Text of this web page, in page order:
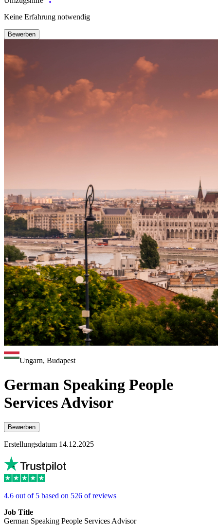
Keine Erfahrung notwendig
Bewerben
Ungarn, Budapest
German Speaking People
Services Advisor
Bewerben
Erstellungsdatum 14.12.2025
4.6 out of 5 based on 526 of reviews
Job Title
German Speaking People Services Advisor